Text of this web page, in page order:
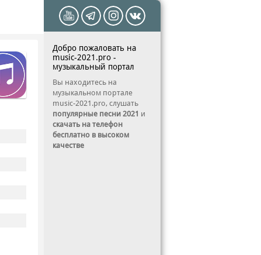
Добро пожаловать на
music-2021.pro -
музыкальный портал
Вы находитесь на
музыкальном портале
music-2021.pro, слушать
популярные песни 2021 и
скачать на телефон
бесплатно в высоком
качестве